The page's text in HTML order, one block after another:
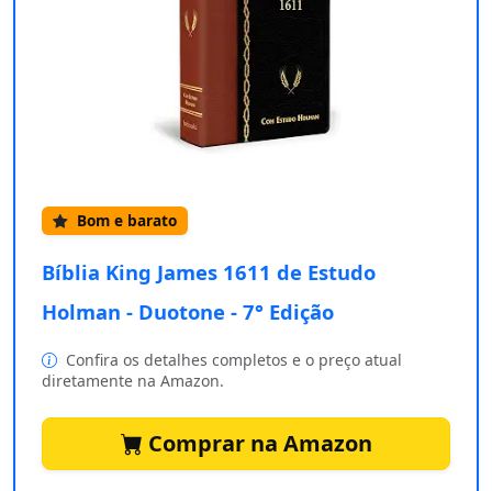
Bom e barato
Bíblia King James 1611 de Estudo
Holman - Duotone - 7° Edição
Confira os detalhes completos e o preço atual
diretamente na Amazon.
Comprar na Amazon